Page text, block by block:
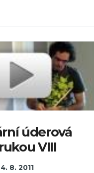
úderová
VIII
8. 2011